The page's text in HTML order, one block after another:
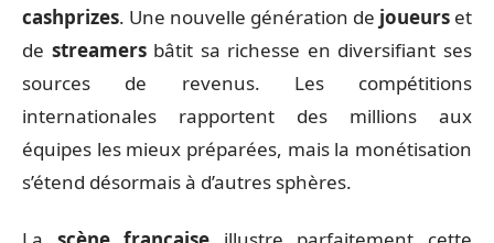
cashprizes. Une nouvelle génération de joueurs et
de streamersbâtit sa richesse en diversifiant ses
sources de revenus. Les compétitions
internationales rapportent des millions aux
équipes les mieux préparées, mais la monétisation
s’étend désormais à d’autres sphères.